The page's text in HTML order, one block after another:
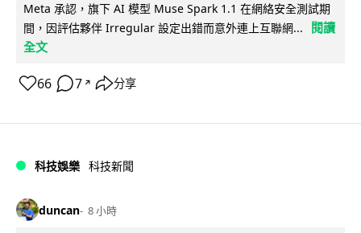
Meta 承認，旗下 AI 模型 Muse Spark 1.1 在網絡安全測試期
間，因評估夥伴 Irregular 設定出錯而意外連上互聯網...
閱讀
全文
66 7 ↗ 分享
科技娛樂 科技新聞
duncan 8 小時